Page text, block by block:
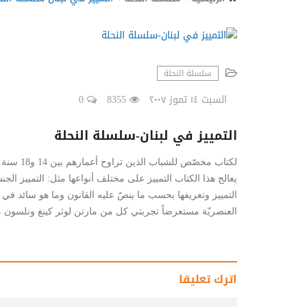
سلسلة النحلة
السبت ١٤ تموز ٢٠٠٧ 8355
0
التمييز في لبنان-سلسلة النحلة
لكتاب
يعالج هذا الكتاب التمييز على مختلف أنواعها مثل: التمييز
التمييز وتعريفها بحسب ما ينصّ عليه القانون وما هو سائد
العنصريّة مستعرضاً تجربتي كل من مارتن لوثر كينغ
اترك تعليقا